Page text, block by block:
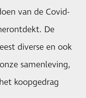
van de Covid-
De
diverse en ook
samenleving,
koopgedrag